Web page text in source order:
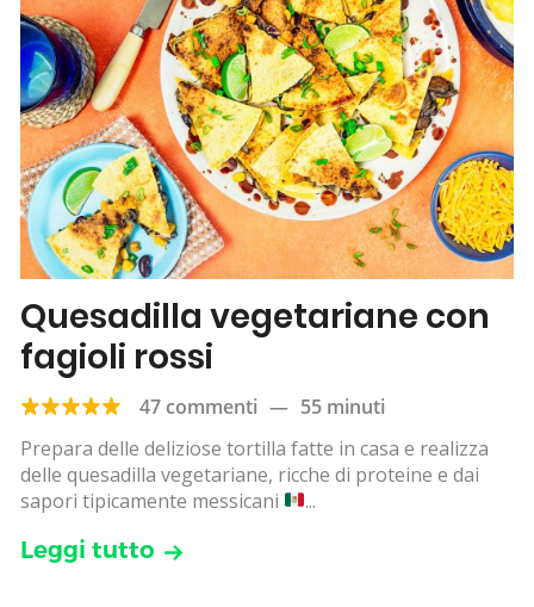
Quesadilla vegetariane con
fagioli rossi
47 commenti — 55 minuti
Prepara delle deliziose tortilla fatte in casa e realizza
delle quesadilla vegetariane, ricche di proteine e dai
sapori tipicamente messicani
...
Leggi tutto